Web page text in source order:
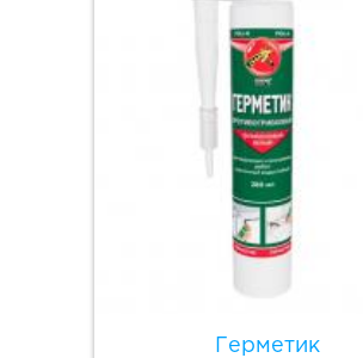
Герметик